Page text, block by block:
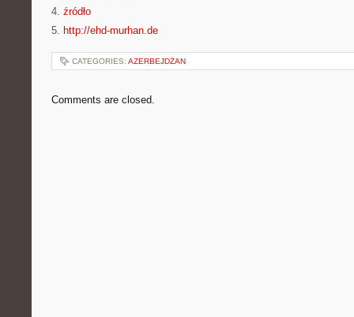
4. źródło
5. http://ehd-murhan.de
CATEGORIES: AZERBEJDŻAN
Comments are closed.